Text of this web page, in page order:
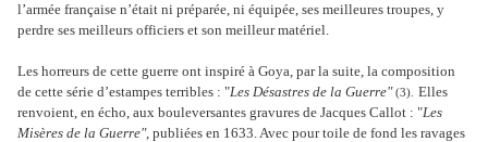
l’armée française n’était ni préparée, ni équipée, ses meilleures troupes, y
perdre ses meilleurs officiers et son meilleur matériel.
Les horreurs de cette guerre ont inspiré à Goya, par la suite, la composition
de cette série d’estampes terribles : "Les Désastres de la Guerre" (3).
Elles
renvoient, en écho, aux bouleversantes gravures de Jacques Callot : "Les
Misères de la Guerre", publiées en 1633. Avec pour toile de fond les ravages